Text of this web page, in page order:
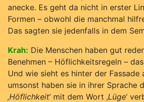
anecke. Es geht da nicht in erster
Formen – obwohl die manchmal
Das sagten sie jedenfalls in dem
Krah: Die Menschen haben gut
Benehmen – Höflichkeitsregeln –
Und wie sieht es hinter der Fassade
umsonst haben sie in ihrer Sprache
‚Höflichkeit‘ mit dem Wort ‚Lüge‘